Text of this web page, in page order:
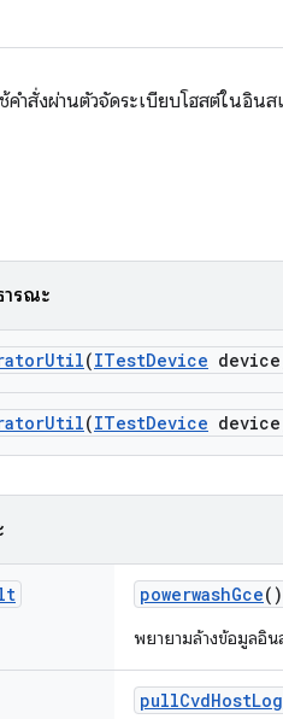
คําสั่งผ่านตัวจัดระเบียบโฮสต์ในอิน
ารณะ
Util(ITestDevice device
Util(ITestDevice device
powerwashGce()
พยายามล้างข้อมูลอิ
pullCvdHost